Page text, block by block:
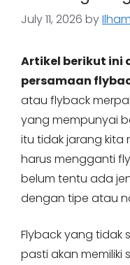
July 11, 2026 byIlham
Artikel berikut
persamaan
atau flyback
yang mempunyai
itu tidak jarang kita
harus mengganti
belum tentu ada
dengan tipe atau
Flyback yang tidak
pasti akan